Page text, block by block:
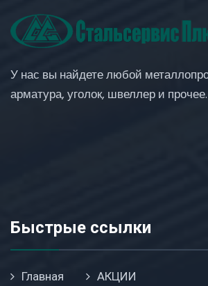
У нас вы найдете любой
арматура, уголок, швеллер и прочее.
Быстрые ссылки
Главная
АКЦИИ